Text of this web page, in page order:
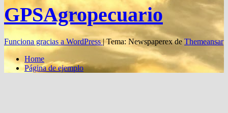
GPSAgropecuario
Funciona gracias a WordPress|Tema: Newspaperex de Themeansar
Home
Página de ejemplo